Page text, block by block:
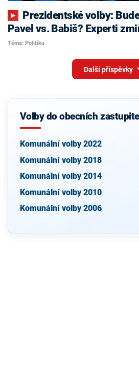
Pavel vs. Babiš? Experti
Téma: Politika
Další příspěvky
Volby do obecních
Komunální volby 2022
Komunální volby 2018
Komunální volby 2014
Komunální volby 2010
Komunální volby 2006